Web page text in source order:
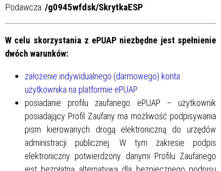
Podawcza: /g0945wfdsk/SkrytkaESP
W celu skorzystania z ePUAP niezbędne jest spełnienie
dwóch warunków:
założenie indywidualnego (darmowego) konta
użytkownika na platformie ePUAP
posiadanie profilu zaufanego ePUAP – użytkownik
posiadający Profil Zaufany ma możliwość podpisywania
pism kierowanych drogą elektroniczną do urzędów
administracji publicznej. W tym zakresie podpis
elektroniczny potwierdzony danymi Profilu Zaufanego